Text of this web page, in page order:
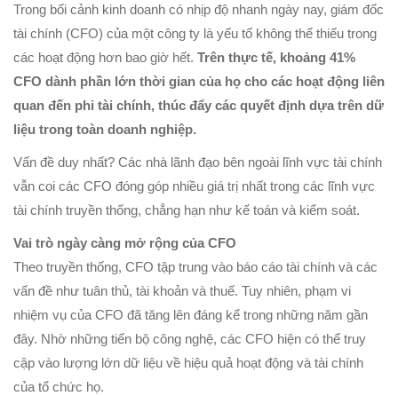
Trong bối cảnh kinh doanh có nhịp độ nhanh ngày nay, giám đốc
tài chính (CFO) của một công ty là yếu tố không thể thiếu trong
các hoạt động hơn bao giờ hết. Trên thực tế, khoảng 41%
CFO dành phần lớn thời gian của họ cho các hoạt động liên
quan đến phi tài chính, thúc đẩy các quyết định dựa trên dữ
liệu trong toàn doanh nghiệp.
Vấn đề duy nhất? Các nhà lãnh đạo bên ngoài lĩnh vực tài chính
vẫn coi các CFO đóng góp nhiều giá trị nhất trong các lĩnh vực
tài chính truyền thống, chẳng hạn như kế toán và kiểm soát.
Vai trò ngày càng mở rộng của CFO
Theo truyền thống, CFO tập trung vào báo cáo tài chính và các
vấn đề như tuân thủ, tài khoản và thuế. Tuy nhiên, phạm vi
nhiệm vụ của CFO đã tăng lên đáng kể trong những năm gần
đây. Nhờ những tiến bộ công nghệ, các CFO hiện có thể truy
cập vào lượng lớn dữ liệu về hiệu quả hoạt động và tài chính
của tổ chức họ.